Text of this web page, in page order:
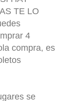
TE LO
4
compra, es
se